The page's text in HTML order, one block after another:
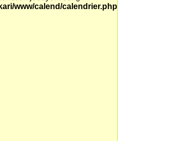
www/calend/calendrier.php